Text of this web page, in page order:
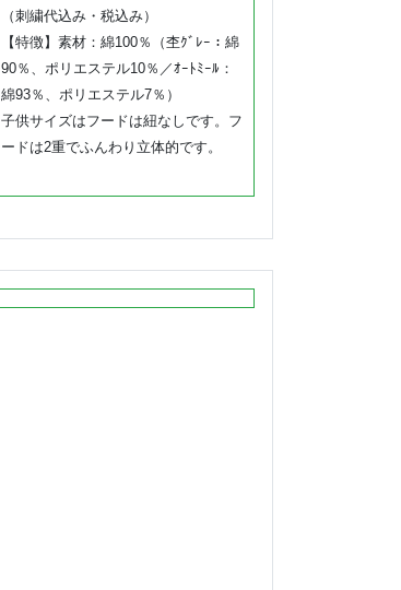
（刺繍代込み・税込み）
【特徴】素材：綿100％（杢ｸﾞﾚｰ：綿
90％、ポリエステル10％／ｵｰﾄﾐｰﾙ：
綿93％、ポリエステル7％）
子供サイズはフードは紐なしです。フ
ードは2重でふんわり立体的です。